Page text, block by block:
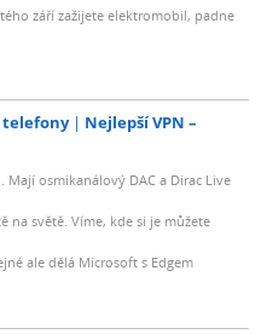
září zažijete elektromobil, padne
telefony
Nejlepší VPN –
osmikanálový DAC a Dirac Live
na světě. Víme, kde si je můžete
ale dělá Microsoft s Edgem